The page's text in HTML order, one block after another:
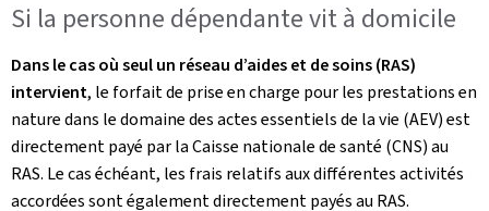
Si la personne dépendante vit à domicile
Dans le cas où seul un réseau d’aides et de soins (RAS)
intervient, le forfait de prise en charge pour les prestations en
nature dans le domaine des actes essentiels de la vie (AEV) est
directement payé par la Caisse nationale de santé (CNS) au
RAS. Le cas échéant, les frais relatifs aux différentes activités
accordées sont également directement payés au RAS.